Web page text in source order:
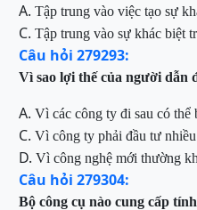
A. Tập trung vào việc tạo sự
C. Tập trung vào sự khác biệt
Câu hỏi 279293:
Vì sao lợi thế của người dẫn
A. Vì các công ty đi sau có thể
C. Vì công ty phải đầu tư
D. Vì công nghệ mới thường
Câu hỏi 279304:
Bộ công cụ nào cung cấp